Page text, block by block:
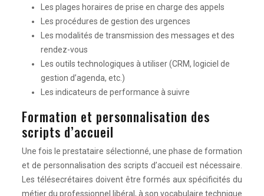
Les plages horaires de prise en charge des appels
Les procédures de gestion des urgences
Les modalités de transmission des messages et des
rendez-vous
Les outils technologiques à utiliser (CRM, logiciel de
gestion d’agenda, etc.)
Les indicateurs de performance à suivre
Formation et personnalisation des
scripts d’accueil
Une fois le prestataire sélectionné, une phase de formation
et de personnalisation des scripts d’accueil est nécessaire.
Les télésecrétaires doivent être formés aux spécificités du
métier du professionnel libéral, à son vocabulaire technique